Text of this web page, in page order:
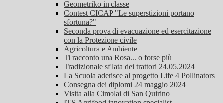
Geometriko in classe
Contest CICAP "Le superstizioni portano
sfortuna?"
Seconda prova di evacuazione ed esercitazione
con la Protezione civile
Agricoltura e Ambiente
Ti racconto una Rosa... o forse più
Tradizionale sfilata dei trattori 24.05.2024
La Scuola aderisce al progetto Life 4 Pollinators
Consegna dei diplomi 24 maggio 2024
Visita alla Cimolai di San Quirino